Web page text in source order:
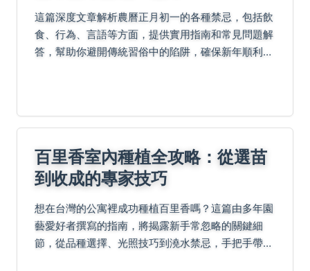
這篇深度文章解析農曆正月初一的各種禁忌，包括飲
食、行為、言語等方面，提供實用指南和常見問題解
答，幫助你避開傳統習俗中的陷阱，確保新年順利。
百里香室內種植全攻略：從選苗
到收成的專家技巧
想在台灣的公寓裡成功種植百里香嗎？這篇由多年園
藝愛好者撰寫的指南，將揭露新手常忽略的關鍵細
節，從品種選擇、光照技巧到澆水禁忌，手把手帶你